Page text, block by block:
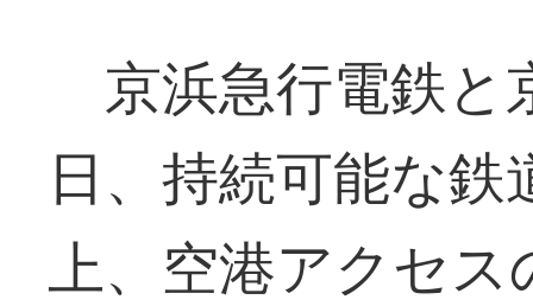
京浜急行電鉄と
日、持続可能な
上、空港アクセ